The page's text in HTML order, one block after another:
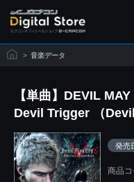
> 音楽データ
【単曲】DEVIL
Devil Trigger （
発売
商品